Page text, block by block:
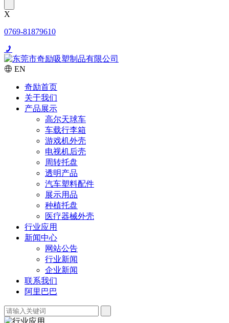
X
0769-81879610
EN
奇励首页
关于我们
产品展示
高尔天球车
车载行李箱
游戏机外壳
电视机后壳
周转托盘
透明产品
汽车塑料配件
展示用品
种植托盘
医疗器械外壳
行业应用
新闻中心
网站公告
行业新闻
企业新闻
联系我们
阿里巴巴